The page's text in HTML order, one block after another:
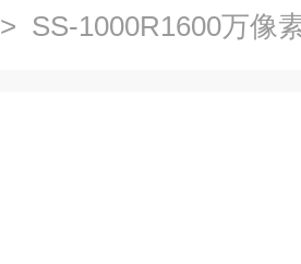
> SS-1000R1600万像